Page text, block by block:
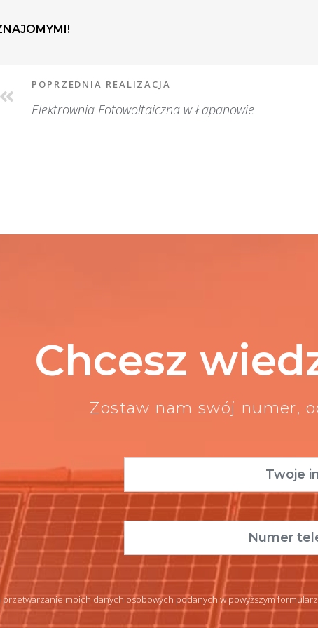
POPRZEDNIA REALIZACJA
Elektrownia Fotowoltaiczna w Łapanowie
Chcesz
Zostaw nam swój numer,
przetwarzanie moich danych osobowych podanych w powyższym